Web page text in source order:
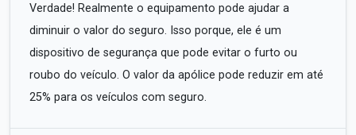
Verdade! Realmente o equipamento pode ajudar a
diminuir o valor do seguro. Isso porque, ele é um
dispositivo de segurança que pode evitar o furto ou
roubo do veículo. O valor da apólice pode reduzir em até
25% para os veículos com seguro.